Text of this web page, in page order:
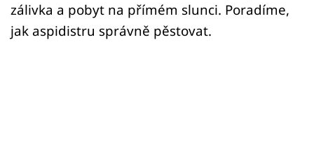
zálivka a pobyt na přímém slunci. Poradíme,
jak aspidistru správně pěstovat.